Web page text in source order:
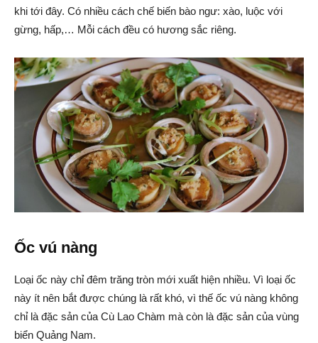
khi tới đây. Có nhiều cách chế biến bào ngư: xào, luộc với
gừng, hấp,… Mỗi cách đều có hương sắc riêng.
Ốc vú nàng
Loại ốc này chỉ đêm trăng tròn mới xuất hiện nhiều. Vì loại ốc
này ít nên bắt được chúng là rất khó, vì thế ốc vú nàng không
chỉ là đặc sản của Cù Lao Chàm mà còn là đặc sản của vùng
biển Quảng Nam.